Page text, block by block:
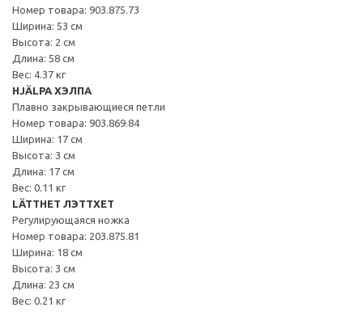
Номер товара: 903.875.73
Ширина: 53 см
Высота: 2 см
Длина: 58 см
Вес: 4.37 кг
HJÄLPA ХЭЛПА
Плавно закрывающиеся петли
Номер товара: 903.869.84
Ширина: 17 см
Высота: 3 см
Длина: 17 см
Вес: 0.11 кг
LÄTTHET ЛЭТТХЕТ
Регулирующаяся ножка
Номер товара: 203.875.81
Ширина: 18 см
Высота: 3 см
Длина: 23 см
Вес: 0.21 кг